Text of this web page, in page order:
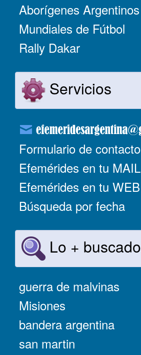
Aborígenes Argentinos
Mundiales de Fútbol
Rally Dakar
Servicios
Formulario de contacto
Efemérides en tu MAIL
Efemérides en tu WEB
Búsqueda por fecha
Lo + buscado
guerra de malvinas
Misiones
bandera argentina
san martin